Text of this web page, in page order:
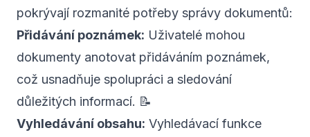
pokrývají rozmanité potřeby správy dokumentů:
Přidávání poznámek: Uživatelé mohou
dokumenty anotovat přidáváním poznámek,
což usnadňuje spolupráci a sledování
důležitých informací. 📝
Vyhledávání obsahu: Vyhledávací funkce